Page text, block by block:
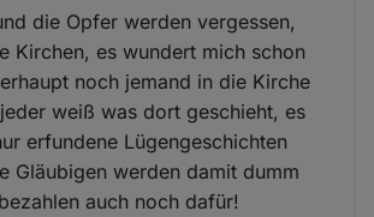
die Opfer werden vergessen,
Kirchen, es wundert mich schon
noch jemand in die Kirche
weiß was dort geschieht, es
erfundene Lügengeschichten
Gläubigen werden damit dumm
auch noch dafür!